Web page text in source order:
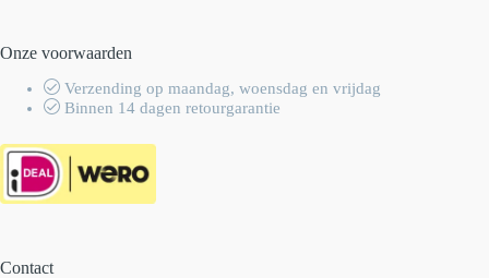
Onze voorwaarden
Verzending op maandag, woensdag en vrijdag
Binnen 14 dagen retourgarantie
Contact